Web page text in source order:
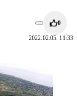
0
2022.02.05. 11:33